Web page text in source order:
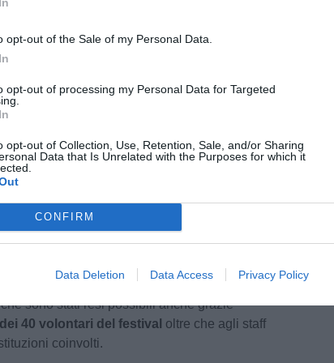
opt-out of the Sale of my Personal Data.
opt-out of processing my Personal Data for Targeted
opt-out of Collection, Use, Retention, Sale, and/or Sharing
Data that Is Unrelated with the Purposes for which it
CONFIRM
Data Deletion Data Access Privacy Policy
Palestina realizzata dal fotografo Cesare
(visitabile fino al 5 maggio).
associazioni “Viandare” e “Vagamondo” che
storie e le riflessioni su cibo e ambiente,
migrante, sui diritti umani, lo ius
50 ospiti tra giornalisti, intellettuali,
italiani e stranieri.Tra loro Padre Ibrahim
francescane nella città santa e responsabile
dei rapporti con Israele e palestinesi, a Prato
città da parte del Comune di Prato.
sono stati resi possibili anche grazie
dei 40 volontari del festival oltre che agli staff
coinvolti.